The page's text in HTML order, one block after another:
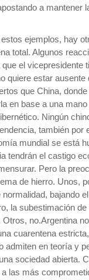
a mantener
estos ejemplos, hay
total. Algunos
que el vicepresidente
quiere estar
que China,
en base a una
Ningún
también por
mundial se está
tendrán el castigo
Pero la
de hierro. Unos,
normalidad, bajando
la subestimación
Otros, no.Argentina
cuarentena
admiten en teoría y
sociedad abierta.
a las más